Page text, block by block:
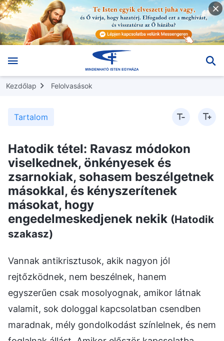
Kezdőlap Felolvasások
Tartalom
Hatodik tétel: Ravasz módokon
viselkednek, önkényesek és
zsarnokiak, sohasem beszélgetnek
másokkal, és kényszerítenek
másokat, hogy
engedelmeskedjenek nekik (Hatodik
szakasz)
Vannak antikrisztusok, akik nagyon jól
rejtőzködnek, nem beszélnek, hanem
egyszerűen csak mosolyognak, amikor látnak
valamit, sok dologgal kapcsolatban csendben
maradnak, mély gondolkodást színlelnek, és nem